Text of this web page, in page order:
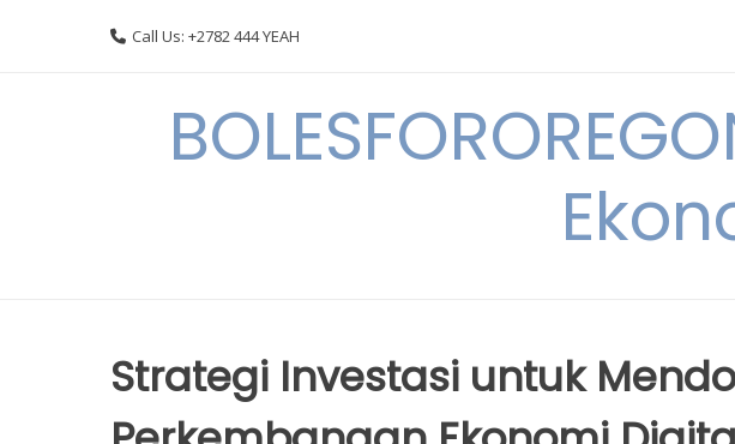
Call Us: +2782 444 YEAH
Strategi Investasi untuk